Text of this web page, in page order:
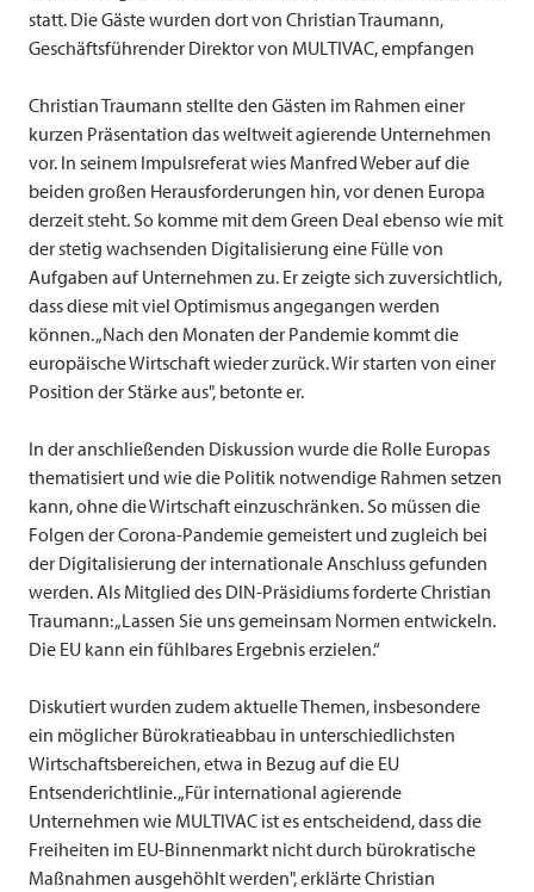
statt. Die Gäste wurden dort von Christian Traumann,
Geschäftsführender Direktor von MULTIVAC, empfangen
Christian Traumann stellte den Gästen im Rahmen einer
kurzen Präsentation das weltweit agierende Unternehmen
vor. In seinem Impulsreferat wies Manfred Weber auf die
beiden großen Herausforderungen hin, vor denen Europa
derzeit steht. So komme mit dem Green Deal ebenso wie mit
der stetig wachsenden Digitalisierung eine Fülle von
Aufgaben auf Unternehmen zu. Er zeigte sich zuversichtlich,
dass diese mit viel Optimismus angegangen werden
können. „Nach den Monaten der Pandemie kommt die
europäische Wirtschaft wieder zurück. Wir starten von einer
Position der Stärke aus", betonte er.
In der anschließenden Diskussion wurde die Rolle Europas
thematisiert und wie die Politik notwendige Rahmen setzen
kann, ohne die Wirtschaft einzuschränken. So müssen die
Folgen der Corona-Pandemie gemeistert und zugleich bei
der Digitalisierung der internationale Anschluss gefunden
werden. Als Mitglied des DIN-Präsidiums forderte Christian
Traumann: „Lassen Sie uns gemeinsam Normen entwickeln.
Die EU kann ein fühlbares Ergebnis erzielen.“
Diskutiert wurden zudem aktuelle Themen, insbesondere
ein möglicher Bürokratieabbau in unterschiedlichsten
Wirtschaftsbereichen, etwa in Bezug auf die EU
Entsenderichtlinie. „Für international agierende
Unternehmen wie MULTIVAC ist es entscheidend, dass die
Freiheiten im EU-Binnenmarkt nicht durch bürokratische
Maßnahmen ausgehöhlt werden", erklärte Christian